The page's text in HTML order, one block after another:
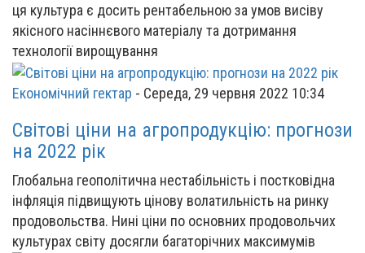
ця культура є досить рентабельною за умов висіву
якісного насіннєвого матеріалу та дотримання
технології вирощування
Економічний гектар - Середа, 29 червня 2022 10:34
Світові ціни на агропродукцію: прогнози
на 2022 рік
Глобальна геополітична нестабільність і постковідна
інфляція підвищують цінову волатильність на ринку
продовольства. Нині ціни по основних продовольчих
культурах світу досягли багаторічних максимумів